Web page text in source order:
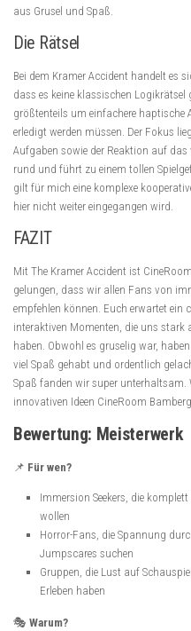
aus Grusel und Spaß.
Die Rätsel
Bei dem Kramer Accident handelt es
dass es keine klassischen
größtenteils um einfachere haptische
erledigt werden müssen. Der Fokus
Aufgaben sowie der Reaktion auf das
rund und führt zu einem tollen
gilt für mich eine komplexe
hier nicht weiter eingegangen wird.
FAZIT
Mit The Kramer Accident ist
gelungen, dass wir allen Fans von
empfehlen können. Euch erwartet ein
interaktiven Momenten, die uns stark
haben. Obwohl es gruselig war,
viel Spaß gehabt und ordentlich
Spaß fanden wir super unterhaltsam.
innovativen Ideen CineRoom
Bewertung: Meisterwerk
📌 Für wen?
Immersion Seekers, die
wollen
Horror-Fans, die Spannung
Jumpscares suchen
Gruppen, die Lust auf
Erleben haben
🎭 Warum?